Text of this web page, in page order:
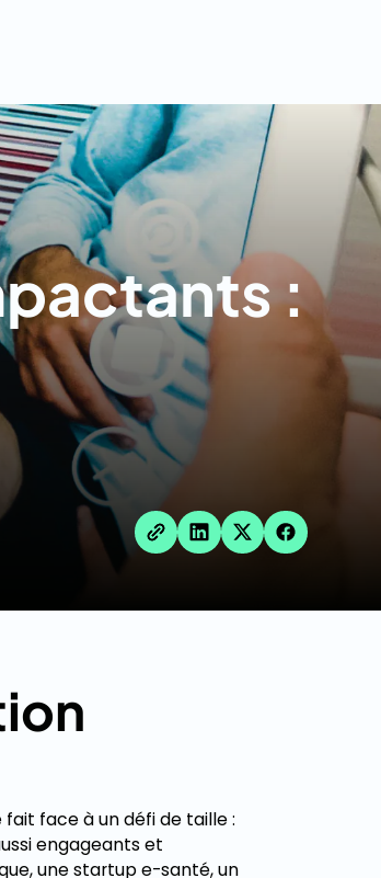
:
face à un défi de taille :
engageants et
une startup e-santé, un